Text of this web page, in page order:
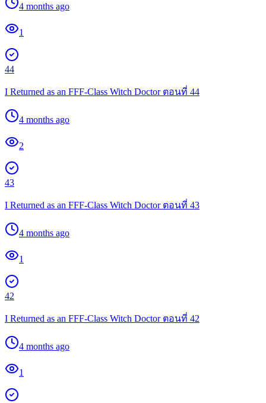
4 months ago
1
44
I Returned as an FFF-Class Witch Doctor ตอนที่ 44
4 months ago
2
43
I Returned as an FFF-Class Witch Doctor ตอนที่ 43
4 months ago
1
42
I Returned as an FFF-Class Witch Doctor ตอนที่ 42
4 months ago
1